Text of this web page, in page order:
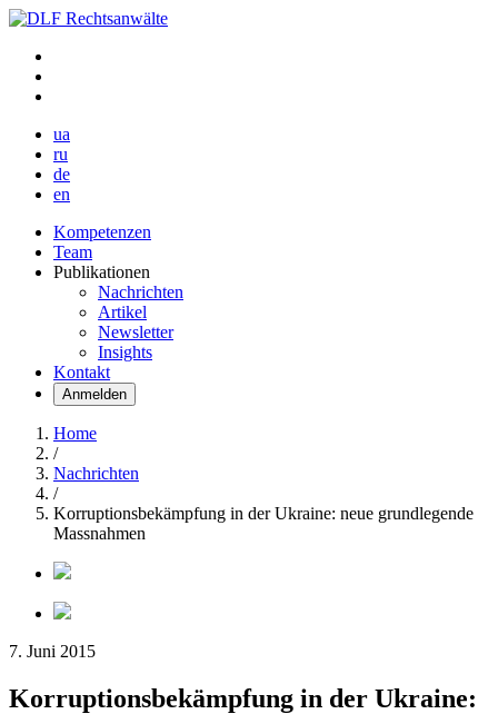
ua
ru
de
en
Kompetenzen
Team
Publikationen
Nachrichten
Artikel
Newsletter
Insights
Kontakt
Anmelden
Home
/
Nachrichten
/
Korruptionsbekämpfung in der Ukraine: neue grundlegende
Massnahmen
7. Juni 2015
Korruptionsbekämpfung in der Ukraine: